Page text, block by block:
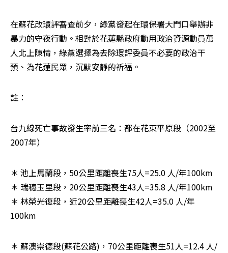
在蘇花改環評審查前夕，綠黨發起在環保署大門口舉辦非
暴力的守夜行動。相對於花蓮縣政府動用政治資源動員萬
人北上陳情，綠黨選擇為去除環評委員不必要的政治干
預、為花蓮民眾，沉默安靜的祈福。
註：
台九線死亡事故發生率前三名：都在花東平原段（2002至
2007年）
＊ 池上馬蘭段，50公里距離喪生75人=25.0 人/年100km
＊ 瑞穗玉里段，20公里距離喪生43人=35.8 人/年100km
＊ 林榮光復段，近20公里距離喪生42人=35.0 人/年
100km
＊ 蘇澳崇德段(蘇花公路)，70公里距離喪生51人=12.4 人/